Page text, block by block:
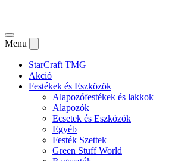
Menu
StarCraft TMG
Akció
Festékek és Eszközök
Alapozófestékek és lakkok
Alapozók
Ecsetek és Eszközök
Egyéb
Festék Szettek
Green Stuff World